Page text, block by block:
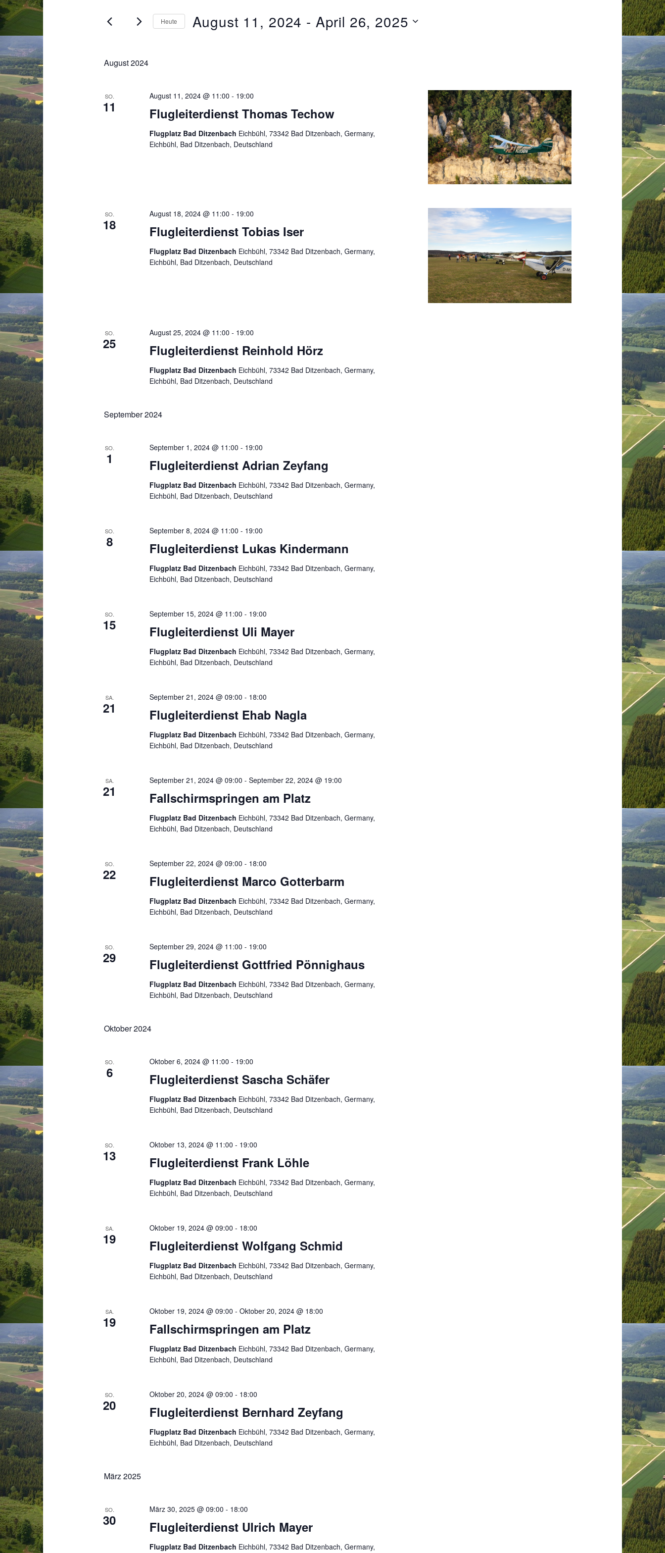
Ansichten,
Navigation
Veranstaltungen
Heute August 11, 2024 - April 26, 2025
August 2024
SO.
11 Flugleiterdienst Thomas Techow
August 11, 2024 @ 11:00 - 19:00
Flugplatz Bad Ditzenbach Eichbühl, 73342 Bad Ditzenbach, Germany,
Eichbühl, Bad Ditzenbach, Deutschland
SO.
18 Flugleiterdienst Tobias Iser
August 18, 2024 @ 11:00 - 19:00
Flugplatz Bad Ditzenbach Eichbühl, 73342 Bad Ditzenbach, Germany,
Eichbühl, Bad Ditzenbach, Deutschland
SO.
25 Flugleiterdienst Reinhold Hörz
August 25, 2024 @ 11:00 - 19:00
Flugplatz Bad Ditzenbach Eichbühl, 73342 Bad Ditzenbach, Germany,
Eichbühl, Bad Ditzenbach, Deutschland
September 2024
SO.
1 Flugleiterdienst Adrian Zeyfang
September 1, 2024 @ 11:00 - 19:00
Flugplatz Bad Ditzenbach Eichbühl, 73342 Bad Ditzenbach, Germany,
Eichbühl, Bad Ditzenbach, Deutschland
SO.
8 Flugleiterdienst Lukas Kindermann
September 8, 2024 @ 11:00 - 19:00
Flugplatz Bad Ditzenbach Eichbühl, 73342 Bad Ditzenbach, Germany,
Eichbühl, Bad Ditzenbach, Deutschland
SO.
15 Flugleiterdienst Uli Mayer
September 15, 2024 @ 11:00 - 19:00
Flugplatz Bad Ditzenbach Eichbühl, 73342 Bad Ditzenbach, Germany,
Eichbühl, Bad Ditzenbach, Deutschland
SA.
21 Flugleiterdienst Ehab Nagla
September 21, 2024 @ 09:00 - 18:00
Flugplatz Bad Ditzenbach Eichbühl, 73342 Bad Ditzenbach, Germany,
Eichbühl, Bad Ditzenbach, Deutschland
SA.
21 Fallschirmspringen am Platz
September 21, 2024 @ 09:00 - September 22, 2024 @ 19:00
Flugplatz Bad Ditzenbach Eichbühl, 73342 Bad Ditzenbach, Germany,
Eichbühl, Bad Ditzenbach, Deutschland
SO.
22 Flugleiterdienst Marco Gotterbarm
September 22, 2024 @ 09:00 - 18:00
Flugplatz Bad Ditzenbach Eichbühl, 73342 Bad Ditzenbach, Germany,
Eichbühl, Bad Ditzenbach, Deutschland
SO.
29 Flugleiterdienst Gottfried Pönnighaus
September 29, 2024 @ 11:00 - 19:00
Flugplatz Bad Ditzenbach Eichbühl, 73342 Bad Ditzenbach, Germany,
Eichbühl, Bad Ditzenbach, Deutschland
Oktober 2024
SO.
6 Flugleiterdienst Sascha Schäfer
Oktober 6, 2024 @ 11:00 - 19:00
Flugplatz Bad Ditzenbach Eichbühl, 73342 Bad Ditzenbach, Germany,
Eichbühl, Bad Ditzenbach, Deutschland
SO.
13 Flugleiterdienst Frank Löhle
Oktober 13, 2024 @ 11:00 - 19:00
Flugplatz Bad Ditzenbach Eichbühl, 73342 Bad Ditzenbach, Germany,
Eichbühl, Bad Ditzenbach, Deutschland
SA.
19 Flugleiterdienst Wolfgang Schmid
Oktober 19, 2024 @ 09:00 - 18:00
Flugplatz Bad Ditzenbach Eichbühl, 73342 Bad Ditzenbach, Germany,
Eichbühl, Bad Ditzenbach, Deutschland
SA.
19 Fallschirmspringen am Platz
Oktober 19, 2024 @ 09:00 - Oktober 20, 2024 @ 18:00
Flugplatz Bad Ditzenbach Eichbühl, 73342 Bad Ditzenbach, Germany,
Eichbühl, Bad Ditzenbach, Deutschland
SO.
20 Flugleiterdienst Bernhard Zeyfang
Oktober 20, 2024 @ 09:00 - 18:00
Flugplatz Bad Ditzenbach Eichbühl, 73342 Bad Ditzenbach, Germany,
Eichbühl, Bad Ditzenbach, Deutschland
März 2025
SO.
30 Flugleiterdienst Ulrich Mayer
März 30, 2025 @ 09:00 - 18:00
Flugplatz Bad Ditzenbach Eichbühl, 73342 Bad Ditzenbach, Germany,